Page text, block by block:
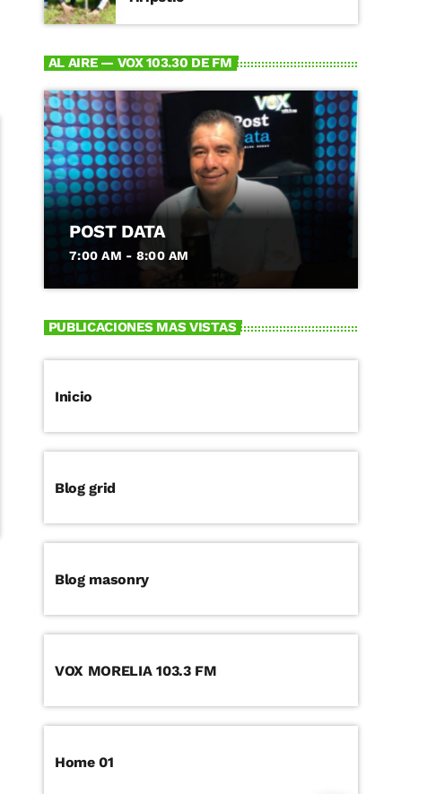
AL AIRE — VOX 103.30 DE FM
POST DATA
7:00 AM - 8:00 AM
PUBLICACIONES MAS VISTAS
Inicio
Blog grid
Blog masonry
VOX MORELIA 103.3 FM
Home 01